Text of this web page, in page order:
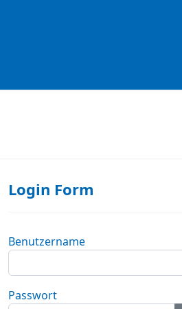
Login Form
Benutzername
Passwort